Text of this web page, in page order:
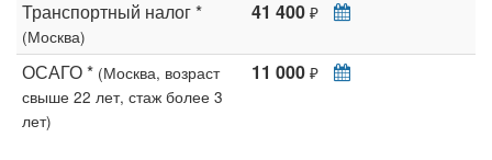
Транспортный налог *
(Москва)
41 400 ₽
ОСАГО * (Москва, возраст
свыше 22 лет, стаж более 3
лет)
11 000 ₽